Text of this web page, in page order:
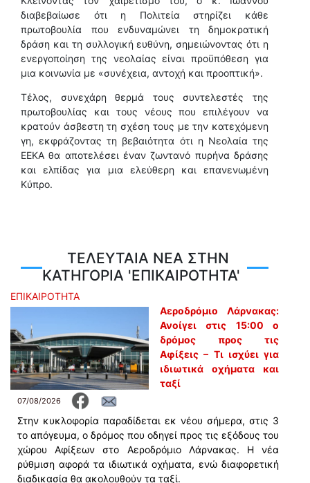
διαβεβαίωσε ότι η Πολιτεία στηρίζει κάθε
πρωτοβουλία που ενδυναμώνει τη δημοκρατική
δράση και τη συλλογική ευθύνη, σημειώνοντας ότι η
ενεργοποίηση της νεολαίας είναι προϋπόθεση για
μια κοινωνία με «συνέχεια, αντοχή και προοπτική».
Τέλος, συνεχάρη θερμά τους συντελεστές της
πρωτοβουλίας και τους νέους που επιλέγουν να
κρατούν άσβεστη τη σχέση τους με την κατεχόμενη
γη, εκφράζοντας τη βεβαιότητα ότι η Νεολαία της
ΕΕΚΑ θα αποτελέσει έναν ζωντανό πυρήνα δράσης
και ελπίδας για μια ελεύθερη και επανενωμένη
Κύπρο.
ΤΕΛΕΥΤΑΙΑ ΝΕΑ ΣΤΗΝ
ΚΑΤΗΓΟΡΙΑ 'ΕΠΙΚΑΙΡΟΤΗΤΑ'
ΕΠΙΚΑΙΡΟΤΗΤΑ
Αεροδρόμιο Λάρνακας:
Ανοίγει στις 15:00 ο
δρόμος προς τις
Αφίξεις – Τι ισχύει για
ιδιωτικά οχήματα και
ταξί
07/08/2026
Στην κυκλοφορία παραδίδεται εκ νέου σήμερα, στις 3
το απόγευμα, ο δρόμος που οδηγεί προς τις εξόδους του
χώρου Αφίξεων στο Αεροδρόμιο Λάρνακας. Η νέα
ρύθμιση αφορά τα ιδιωτικά οχήματα, ενώ διαφορετική
διαδικασία θα ακολουθούν τα ταξί.